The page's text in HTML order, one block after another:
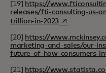
[19]
https://
releases/fti-consulting-us-
trillion-in-2023s’ouvre dans
[20]
https://
marketing-and-sales/our-
future-of-how-consumers-
[21]
https://